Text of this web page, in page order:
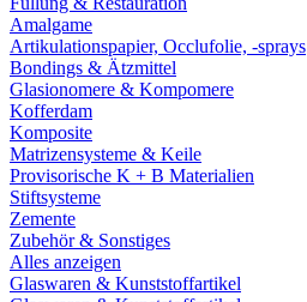
Amalgame
Artikulationspapier, Occlufolie, -sprays
Bondings & Ätzmittel
Glasionomere & Kompomere
Kofferdam
Komposite
Matrizensysteme & Keile
Provisorische K + B Materialien
Stiftsysteme
Zemente
Zubehör & Sonstiges
Alles anzeigen
Glaswaren & Kunststoffartikel